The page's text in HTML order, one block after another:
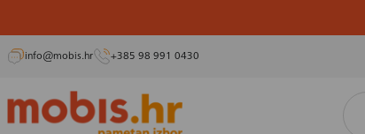
Preskoči
info@mobis.hr +385 98 991 0430